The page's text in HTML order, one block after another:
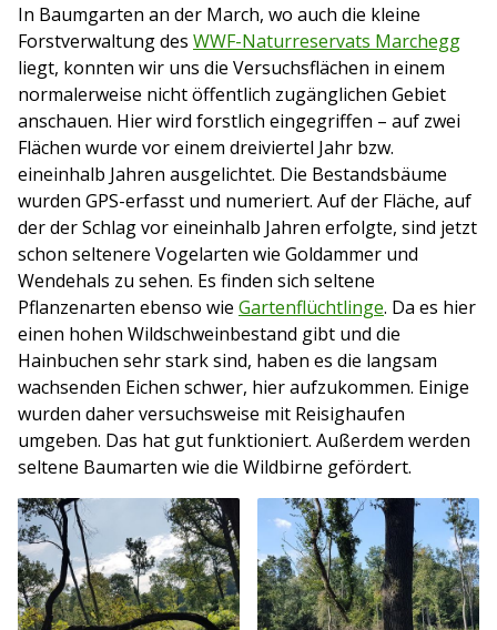
In Baumgarten an der March, wo auch die kleine
Forstverwaltung des WWF-Naturreservats Marchegg
liegt, konnten wir uns die Versuchsflächen in einem
normalerweise nicht öffentlich zugänglichen Gebiet
anschauen. Hier wird forstlich eingegriffen – auf zwei
Flächen wurde vor einem dreiviertel Jahr bzw.
eineinhalb Jahren ausgelichtet. Die Bestandsbäume
wurden GPS-erfasst und numeriert. Auf der Fläche, auf
der der Schlag vor eineinhalb Jahren erfolgte, sind jetzt
schon seltenere Vogelarten wie Goldammer und
Wendehals zu sehen. Es finden sich seltene
Pflanzenarten ebenso wie Gartenflüchtlinge. Da es hier
einen hohen Wildschweinbestand gibt und die
Hainbuchen sehr stark sind, haben es die langsam
wachsenden Eichen schwer, hier aufzukommen. Einige
wurden daher versuchsweise mit Reisighaufen
umgeben. Das hat gut funktioniert. Außerdem werden
seltene Baumarten wie die Wildbirne gefördert.